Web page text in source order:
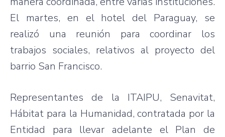
El martes, en el hotel del Paraguay, se
realizó una reunión para coordinar los
trabajos sociales, relativos al proyecto del
barrio San Francisco.
Representantes de la ITAIPU, Senavitat,
Hábitat para la Humanidad, contratada por la
Entidad para llevar adelante el Plan de